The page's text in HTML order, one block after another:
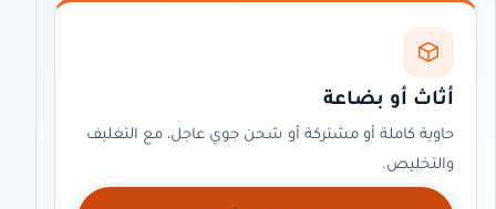
أثاث أو بضاعة
حاوية كاملة أو مشتركة أو شحن جوي عاجل، مع التغليف
والتخليص.